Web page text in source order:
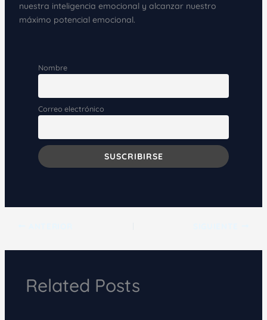
nuestra inteligencia emocional y alcanzar nuestro
máximo potencial emocional.
Nombre
Correo electrónico
Related Posts